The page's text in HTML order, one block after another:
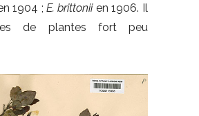
1904 ; E. brittoniien 1906. Il
de plantes fort peu